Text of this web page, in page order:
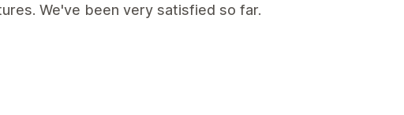
We've been very satisfied so far.